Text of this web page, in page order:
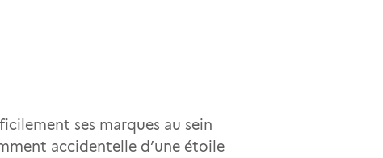
ses marques au sein
accidentelle d’une étoile